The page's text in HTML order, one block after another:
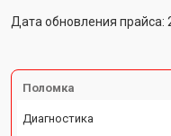
Дата обновления прайса:
Поломка
Диагностика